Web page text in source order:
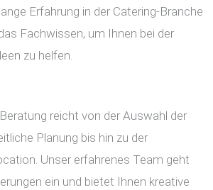
Erfahrung in der Catering-Branche
Fachwissen, um Ihnen bei der
zu helfen.
reicht von der Auswahl der
Planung bis hin zu der
Unser erfahrenes Team geht
ein und bietet Ihnen kreative